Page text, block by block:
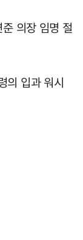
의장 임명 절
의 입과 워시